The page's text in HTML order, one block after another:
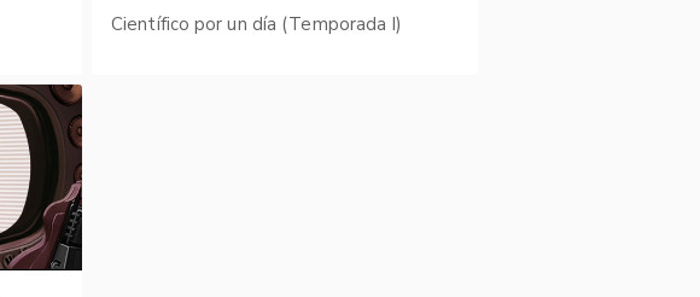
Científico por un día (Temporada I)